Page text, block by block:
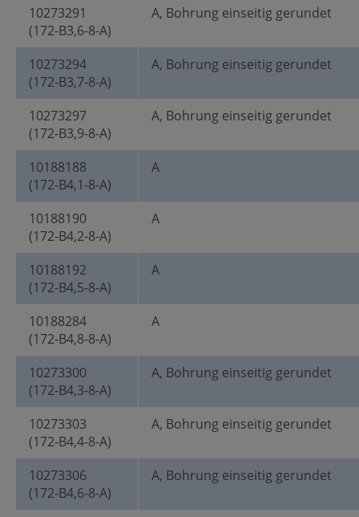
10273291
(172-B3,6-8-A)
A, Bohrung einseitig gerundet
10273294
(172-B3,7-8-A)
A, Bohrung einseitig gerundet
10273297
(172-B3,9-8-A)
A, Bohrung einseitig gerundet
10188188
(172-B4,1-8-A)
A
10188190
(172-B4,2-8-A)
A
10188192
(172-B4,5-8-A)
A
10188284
(172-B4,8-8-A)
A
10273300
(172-B4,3-8-A)
A, Bohrung einseitig gerundet
10273303
(172-B4,4-8-A)
A, Bohrung einseitig gerundet
10273306
(172-B4,6-8-A)
A, Bohrung einseitig gerundet